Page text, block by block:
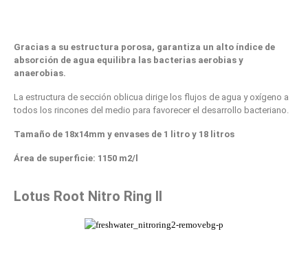
Gracias a su estructura porosa, garantiza un alto índice de
absorción de agua equilibra las bacterias aerobias y
anaerobias.
La estructura de sección oblicua dirige los flujos de agua y oxígeno a
todos los rincones del medio para favorecer el desarrollo bacteriano.
Tamaño de 18x14mm y envases de 1 litro y 18 litros
Área de superficie: 1150 m2/l
Lotus Root Nitro Ring II